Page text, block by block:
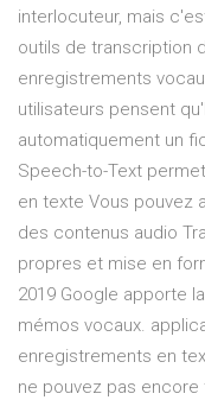
interlocuteur, mais
outils de transcription
enregistrements
utilisateurs pensent
automatiquement un
Speech-to-Text
en texte Vous pouvez
des contenus audio
propres et mise en
2019 Google apporte
mémos vocaux.
enregistrements en
ne pouvez pas